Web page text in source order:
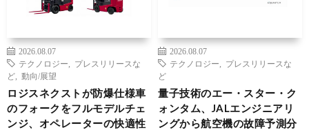
2026.08.07
テクノロジー
プレスリリースな
ど
動向/展望
ロジスネクストが防爆仕様車
のフォークをフルモデルチェ
ンジ、オペレーターの快適性
2026.08.07
テクノロジー
プレスリリースな
ど
量子技術のエー・スター・ク
ォンタム、JALエンジニアリ
ングから航空機の故障予測分